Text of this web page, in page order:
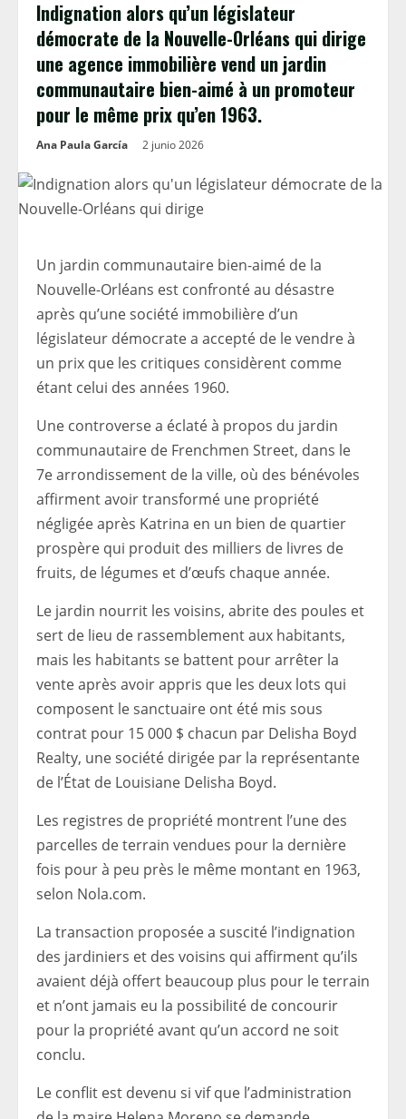
Indignation alors qu’un législateur
démocrate de la Nouvelle-Orléans qui dirige
une agence immobilière vend un jardin
communautaire bien-aimé à un promoteur
pour le même prix qu’en 1963.
Ana Paula García 2 junio 2026
Un jardin communautaire bien-aimé de la
Nouvelle-Orléans est confronté au désastre
après qu’une société immobilière d’un
législateur démocrate a accepté de le vendre à
un prix que les critiques considèrent comme
étant celui des années 1960.
Une controverse a éclaté à propos du jardin
communautaire de Frenchmen Street, dans le
7e arrondissement de la ville, où des bénévoles
affirment avoir transformé une propriété
négligée après Katrina en un bien de quartier
prospère qui produit des milliers de livres de
fruits, de légumes et d’œufs chaque année.
Le jardin nourrit les voisins, abrite des poules et
sert de lieu de rassemblement aux habitants,
mais les habitants se battent pour arrêter la
vente après avoir appris que les deux lots qui
composent le sanctuaire ont été mis sous
contrat pour 15 000 $ chacun par Delisha Boyd
Realty, une société dirigée par la représentante
de l’État de Louisiane Delisha Boyd.
Les registres de propriété montrent l’une des
parcelles de terrain vendues pour la dernière
fois pour à peu près le même montant en 1963,
selon Nola.com.
La transaction proposée a suscité l’indignation
des jardiniers et des voisins qui affirment qu’ils
avaient déjà offert beaucoup plus pour le terrain
et n’ont jamais eu la possibilité de concourir
pour la propriété avant qu’un accord ne soit
conclu.
Le conflit est devenu si vif que l’administration